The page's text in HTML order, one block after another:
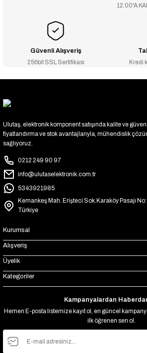
12:00'A
Güvenli Alışveriş
256bit SSL Sertifikası Kredi
Ulutaş, elektronik komponent satışında kalite ve
fiyatlandırma ve stok avantajlarıyla, mühendislik
sağlıyoruz.
0212 249 90 97
info@ulutaselektronik.com.tr
5343921985
Kemankeş Mah. Erişteci Sok.Karaköy Pasajı
Türkiye
Kurumsal
Alışveriş
Üyelik
Kategoriler
Kampanyalardan
Hemen E-posta listemize kayıt ol, en güncel
ilk öğrenen sen ol.